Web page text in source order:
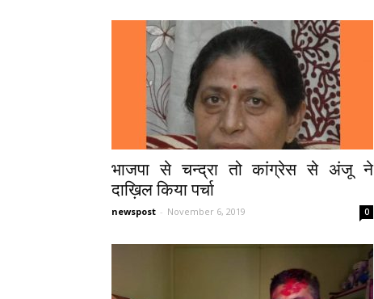
भाजपा से चन्द्रा तो कांग्रेस से अंजू ने
दाख़िल किया पर्चा
newspost - November 6, 2019 0